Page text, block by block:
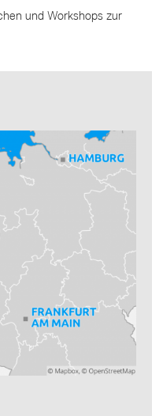
und Workshops zur